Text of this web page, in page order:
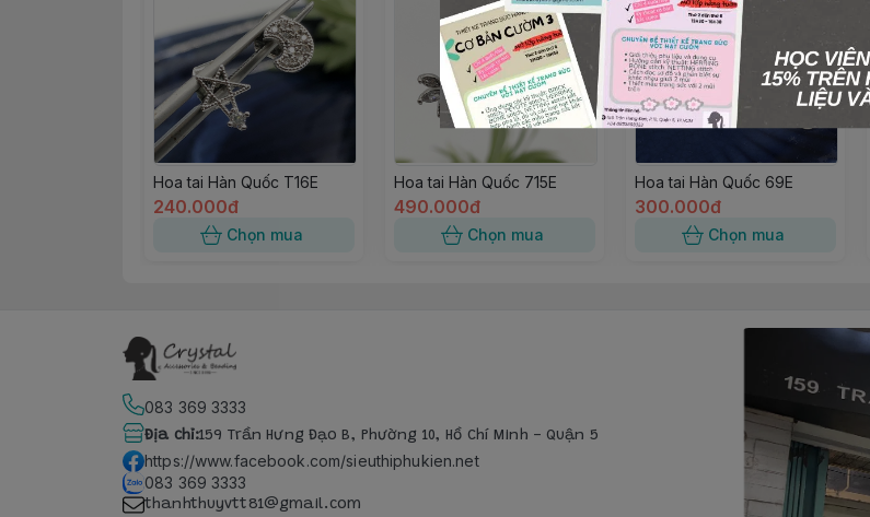
Hoa tai Hàn Quốc T16E
240.000đ
Chọn mua
Hoa tai Hàn Quốc 715E
490.000đ
Chọn mua
Hoa tai Hàn Quốc 69E
300.000đ
Chọn mua
083 369 3333
Địa chỉ:159 Trần Hưng Đạo B, Phường 10, Hồ Chí Minh - Quận 5
https://www.facebook.com/sieuthiphukien.net
083 369 3333
thanhthuyvtt81@gmail.com